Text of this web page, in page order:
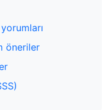
öneriler